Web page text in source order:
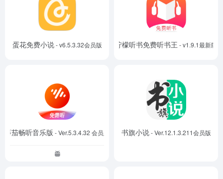
蛋花免费小说- v6.5.3.32会员版 柠檬听书免费听书王 - v1.9.1最新版
蕃茄畅听音乐版 - Ver.5.3.4.32 会员版 书旗小说- Ver.12.1.3.211会员版